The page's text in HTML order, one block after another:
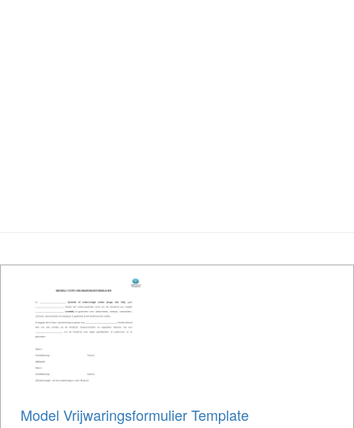
Model Vrijwaringsformulier Template